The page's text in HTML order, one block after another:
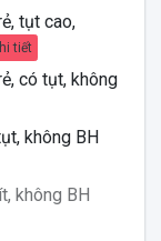
tụt cao,
tiết
có tụt, không
không BH
không BH